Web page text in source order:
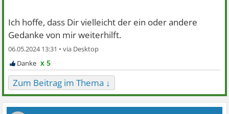
Ich hoffe, dass Dir vielleicht der ein oder andere
Gedanke von mir weiterhilft.
06.05.2024 13:31 •
x 5
Zum Beitrag im Thema ↓